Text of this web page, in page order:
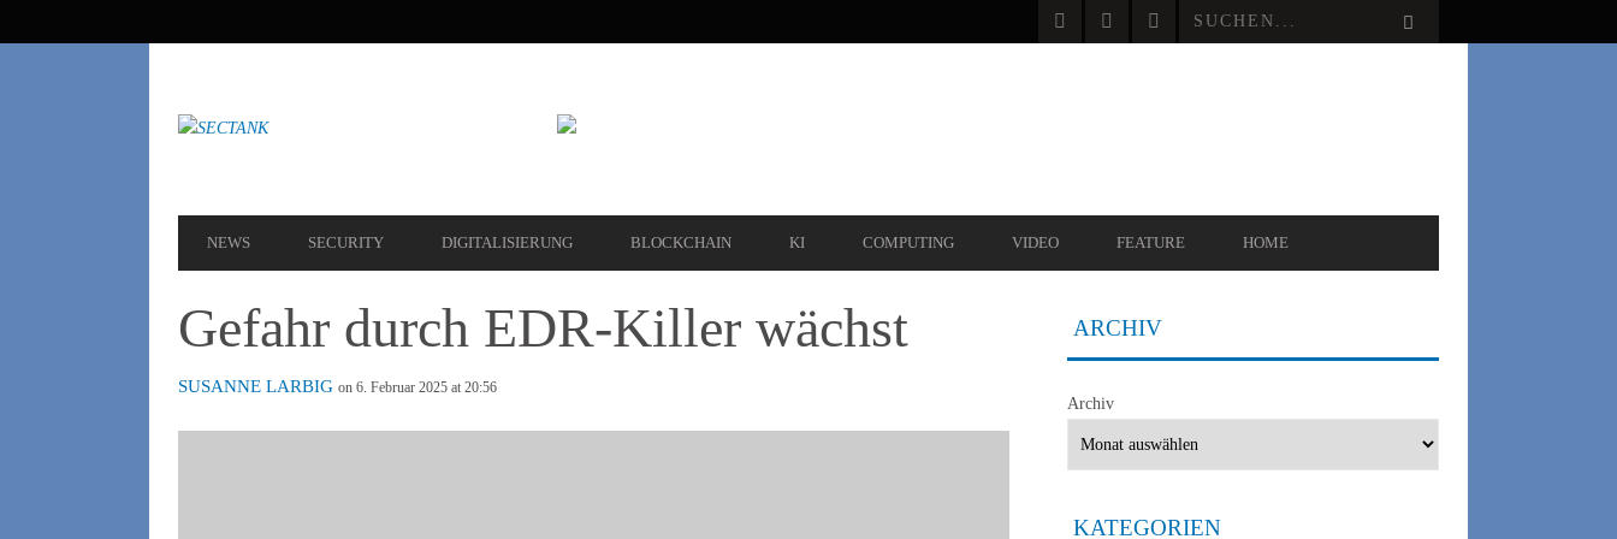
NAVIGATION
NAVIGATION
NEWS SECURITY DIGITALISIERUNG BLOCKCHAIN KI COMPUTING VIDEO FEATURE HOME
Gefahr durch EDR-Killer wächst
SUSANNE LARBIG on 6. Februar 2025 at 20:56
ARCHIV
Archiv
KATEGORIEN